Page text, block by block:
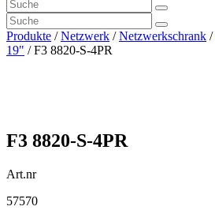
Produkte /Netzwerk /Netzwerkschrank /
19" / F3 8820-S-4PR
F3 8820-S-4PR
Art.nr
57570